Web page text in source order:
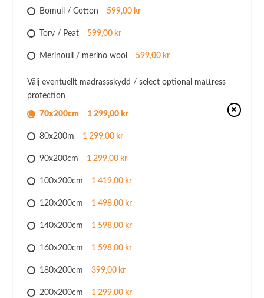
Bomull / Cotton 599,00 kr
Torv / Peat 599,00 kr
Merinoull / merino wool 599,00 kr
Välj eventuellt madrassskydd / select optional mattress
protection
70x200cm 1 299,00 kr
80x200m 1 299,00 kr
90x200cm 1 299,00 kr
100x200cm 1 419,00 kr
120x200cm 1 498,00 kr
140x200cm 1 598,00 kr
160x200cm 1 598,00 kr
180x200cm 399,00 kr
200x200cm 1 299,00 kr